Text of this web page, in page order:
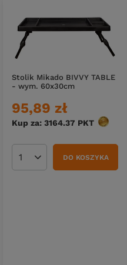
Stolik Mikado BIVVY TABLE
- wym. 60x30cm
95,89 zł
Kup za: 3164.37 PKT punktów
Ilość produktówDO KOSZYKA